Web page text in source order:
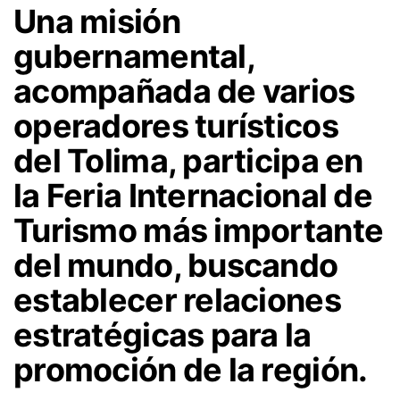
Una misión
gubernamental,
acompañada de varios
operadores turísticos
del Tolima, participa en
la Feria Internacional de
Turismo más importante
del mundo, buscando
establecer relaciones
estratégicas para la
promoción de la región.